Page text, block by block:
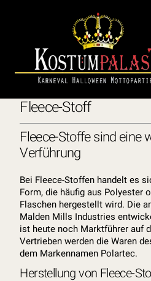
Fleece-Stoff
Fleece-Stoffe sind eine
Verführung
Bei Fleece-Stoffen handelt es
Form, die häufig aus Polyester
Flaschen hergestellt wird. Die
Malden Mills Industries
ist heute noch Marktführer auf
Vertrieben werden die Waren
dem Markennamen Polartec.
Herstellung von Fleece-